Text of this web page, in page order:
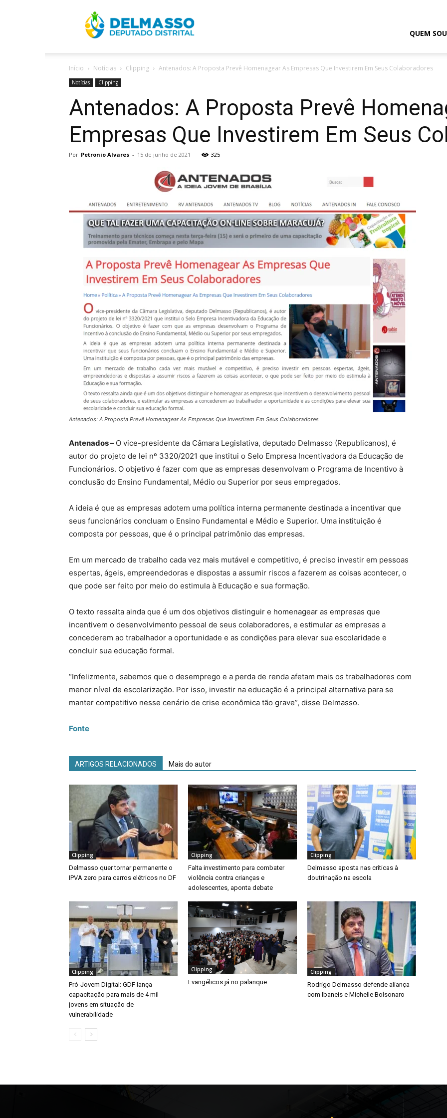
QUEM SOU
Início Notícias Clipping Antenados: A Proposta Prevê Homenagear As Empresas Que Investirem Em Seus Colaboradores
Notícias Clipping
Antenados: A Proposta Prevê
Empresas Que Investirem Em Seus
Por Petronio Alvares - 15 de junho de 2021 325
Antenados: A Proposta Prevê Homenagear As Empresas Que Investirem Em Seus Colaboradores
Antenados – O vice-presidente da Câmara Legislativa, deputado Delmasso (Republicanos), é
autor do projeto de lei nº 3320/2021 que institui o Selo Empresa Incentivadora da Educação de
Funcionários. O objetivo é fazer com que as empresas desenvolvam o Programa de Incentivo à
conclusão do Ensino Fundamental, Médio ou Superior por seus empregados.
A ideia é que as empresas adotem uma política interna permanente destinada a incentivar que
seus funcionários concluam o Ensino Fundamental e Médio e Superior. Uma instituição é
composta por pessoas, que é o principal patrimônio das empresas.
Em um mercado de trabalho cada vez mais mutável e competitivo, é preciso investir em pessoas
espertas, ágeis, empreendedoras e dispostas a assumir riscos a fazerem as coisas acontecer, o
que pode ser feito por meio do estimula à Educação e sua formação.
O texto ressalta ainda que é um dos objetivos distinguir e homenagear as empresas que
incentivem o desenvolvimento pessoal de seus colaboradores, e estimular as empresas a
concederem ao trabalhador a oportunidade e as condições para elevar sua escolaridade e
concluir sua educação formal.
“Infelizmente, sabemos que o desemprego e a perda de renda afetam mais os trabalhadores com
menor nível de escolarização. Por isso, investir na educação é a principal alternativa para se
manter competitivo nesse cenário de crise econômica tão grave”, disse Delmasso.
Fonte
ARTIGOS RELACIONADOS Mais do autor
Clipping
Delmasso quer tornar permanente o
IPVA zero para carros elétricos no DF
Clipping
Falta investimento para combater
violência contra crianças e
adolescentes, aponta debate
Clipping
Delmasso aposta nas críticas à
doutrinação na escola
Clipping
Pró-Jovem Digital: GDF lança
capacitação para mais de 4 mil
jovens em situação de
vulnerabilidade
Clipping
Evangélicos já no palanque
Clipping
Rodrigo Delmasso defende aliança
com Ibaneis e Michelle Bolsonaro